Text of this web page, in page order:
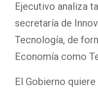
Ejecutivo analiza
secretaría de
Tecnología, de
Economía como
El Gobierno